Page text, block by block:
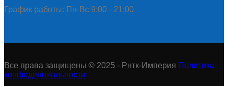
График работы: Пн-Вс 9:00 - 21:00
Все права защищены © 2025 - Рнтк-Империя Политика
конфеденциальности